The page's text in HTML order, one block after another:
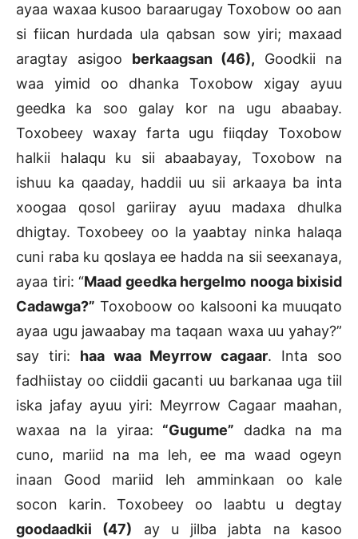
ayaa waxaa kusoo baraarugay Toxobow oo aan
si fiican hurdada ula qabsan sow yiri; maxaad
aragtay asigoo berkaagsan (46), Goodkii na
waa yimid oo dhanka Toxobow xigay ayuu
geedka ka soo galay kor na ugu abaabay.
Toxobeey waxay farta ugu fiiqday Toxobow
halkii halaqu ku sii abaabayay, Toxobow na
ishuu ka qaaday, haddii uu sii arkaaya ba inta
xoogaa qosol gariiray ayuu madaxa dhulka
dhigtay. Toxobeey oo la yaabtay ninka halaqa
cuni raba ku qoslaya ee hadda na sii seexanaya,
ayaa tiri: “Maad geedka hergelmo nooga bixisid
Cadawga?” Toxoboow oo kalsooni ka muuqato
ayaa ugu jawaabay ma taqaan waxa uu yahay?”
say tiri: haa waa Meyrrow cagaar. Inta soo
fadhiistay oo ciiddii gacanti uu barkanaa uga tiil
iska jafay ayuu yiri: Meyrrow Cagaar maahan,
waxaa na la yiraa: “Gugume” dadka na ma
cuno, mariid na ma leh, ee ma waad ogeyn
inaan Good mariid leh amminkaan oo kale
socon karin. Toxobeey oo laabtu u degtay
goodaadkii (47) ay u jilba jabta na kasoo